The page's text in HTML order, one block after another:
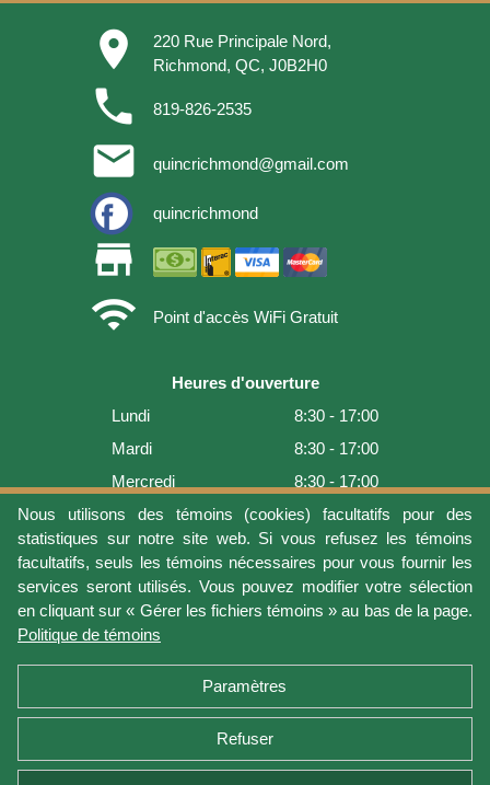
Nous utilisons des témoins (cookies) facultatifs pour des
statistiques sur notre site web. Si vous refusez les témoins
facultatifs, seuls les témoins nécessaires pour vous fournir les
services seront utilisés. Vous pouvez modifier votre sélection
en cliquant sur « Gérer les fichiers témoins » au bas de la page.
Politique de témoins
Paramètres
Refuser
place
220 Rue Principale Nord,
Richmond, QC, J0B2H0
phone 819-826-2535
email quincrichmond@gmail.com
quincrichmond
store
wifi
Point d'accès WiFi Gratuit
Heures d'ouverture
Lundi
8:30 - 17:00
Mardi
8:30 - 17:00
Mercredi
8:30 - 17:00
Jeudi
8:30 - 17:00
Vendredi
8:30 - 17:00
Samedi
9:00 - 16:00
Dimanche
Fermé